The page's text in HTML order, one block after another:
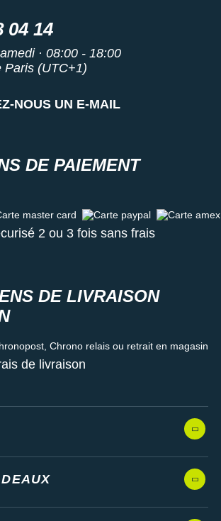
04 14
· 08:00 - 18:00
Paris (UTC+1)
NOUS UN E-MAIL
DE PAIEMENT
master card Carte paypal Carte amex
2 ou 3 fois sans frais
DE LIVRAISON
Chrono relais ou retrait en magasin
de livraison